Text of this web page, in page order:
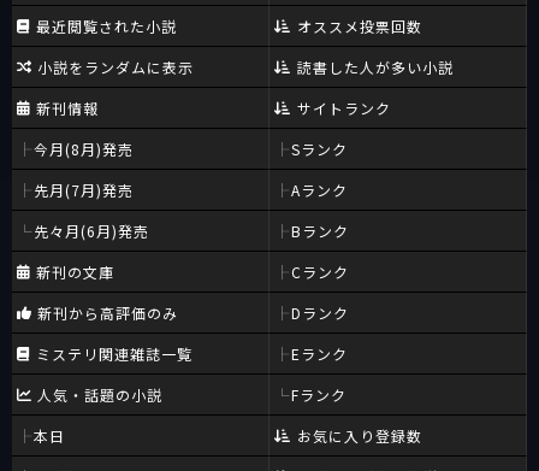
最近閲覧された小説
小説をランダムに表示
新刊情報
今月(8月)発売
先月(7月)発売
先々月(6月)発売
新刊の文庫
新刊から高評価のみ
ミステリ関連雑誌一覧
人気・話題の小説
本日
オススメ投票回数
読書した人が多い小説
サイトランク
Sランク
Aランク
Bランク
Cランク
Dランク
Eランク
Fランク
お気に入り登録数